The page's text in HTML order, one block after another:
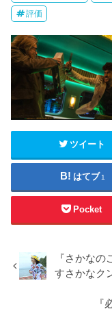
評価
ツイート
はてブ 1
Pocket
『さかな
すさかなク
『